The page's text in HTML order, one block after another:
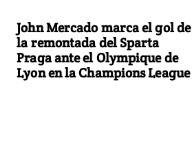
John Mercado marca el gol de
la remontada del Sparta
Praga ante el Olympique de
Lyon en la Champions League